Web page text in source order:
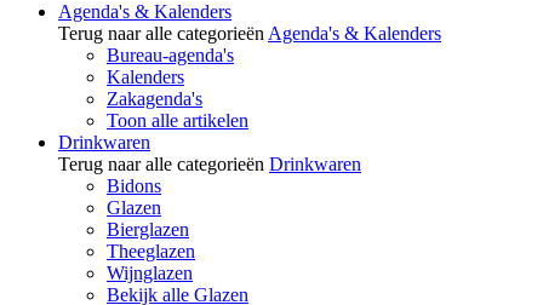
Agenda's & Kalenders
Terug naar alle categorieën Agenda's & Kalenders
Bureau-agenda's
Kalenders
Zakagenda's
Toon alle artikelen
Drinkwaren
Terug naar alle categorieën Drinkwaren
Bidons
Glazen
Bierglazen
Theeglazen
Wijnglazen
Bekijk alle Glazen